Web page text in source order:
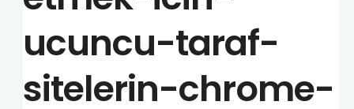
ucuncu-taraf-
sitelerin-chrome-